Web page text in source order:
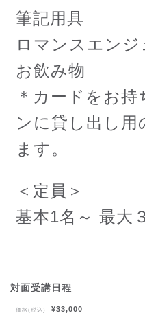
筆記用具
ロマンスエンジ
お飲み物
＊カードをお
ンに貸し出し
ます。
＜定員＞
基本1名～ 最大
対面受講日程
価格(税込) ¥33,000